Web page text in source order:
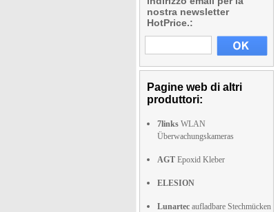
nostra newsletter
HotPrice.:
Pagine web di altri
produttori:
7links WLAN
Überwachungskameras
AGT Epoxid Kleber
ELESION
Lunartec aufladbare Stechmücken